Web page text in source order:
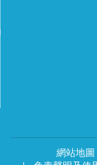
網站地圖